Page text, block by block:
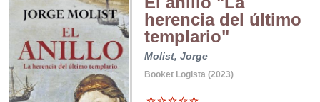
herencia del último
templario"
Molist, Jorge
Booket Logista (2023)